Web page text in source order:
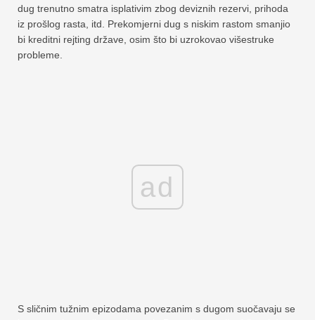
dug trenutno smatra isplativim zbog deviznih rezervi, prihoda
iz prošlog rasta, itd. Prekomjerni dug s niskim rastom smanjio
bi kreditni rejting države, osim što bi uzrokovao višestruke
probleme.
ad
S sličnim tužnim epizodama povezanim s dugom suočavaju se